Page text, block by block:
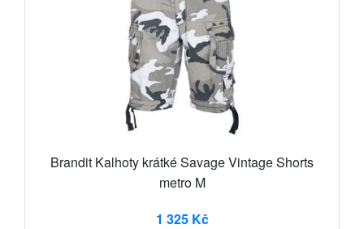
Brandit Kalhoty krátké Savage Vintage Shorts
metro M
1 325 Kč